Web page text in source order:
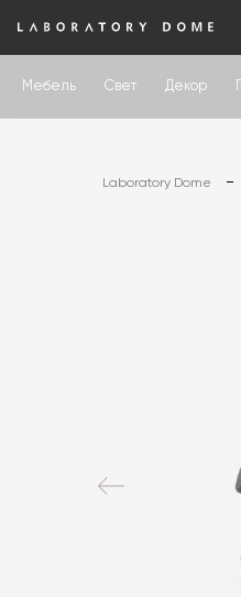
Мебель Свет Декор
Laboratory Dome